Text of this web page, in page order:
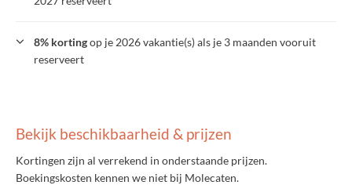
8% kortingop je 2026 vakantie(s) als je 3 maanden vooruit
reserveert
Bekijk beschikbaarheid & prijzen
Kortingen zijn al verrekend in onderstaande prijzen.
Boekingskosten kennen we niet bij Molecaten.